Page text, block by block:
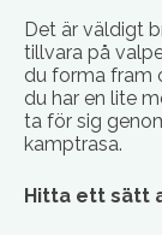
Det är väldigt
tillvara på
du forma fram
du har en lite
ta för sig
kamptrasa.
Hitta ett sätt